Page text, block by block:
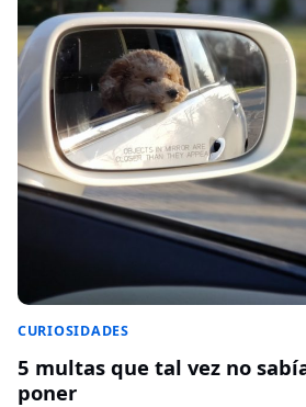
CURIOSIDADES
5 multas que tal vez no
poner